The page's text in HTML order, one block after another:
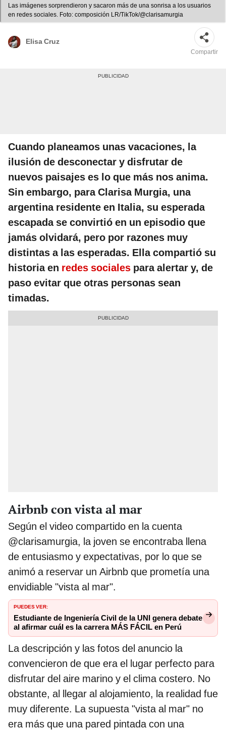
Las imágenes sorprendieron y sacaron más de una sonrisa a los usuarios
en redes sociales. Foto: composición LR/TikTok/@clarisamurgia
Elisa Cruz
Compartir
Cuando planeamos unas vacaciones, la
ilusión de desconectar y disfrutar de
nuevos paisajes es lo que más nos anima.
Sin embargo, para Clarisa Murgia, una
argentina residente en Italia, su esperada
escapada se convirtió en un episodio que
jamás olvidará, pero por razones muy
distintas a las esperadas. Ella compartió su
historia en redes sociales para alertar y, de
paso evitar que otras personas sean
timadas.
Airbnb con vista al mar
Según el video compartido en la cuenta
@clarisamurgia, la joven se encontraba llena
de entusiasmo y expectativas, por lo que se
animó a reservar un Airbnb que prometía una
envidiable "vista al mar".
PUEDES VER:
Estudiante de Ingeniería Civil de la UNI genera debate
al afirmar cuál es la carrera MÁS FÁCIL en Perú
La descripción y las fotos del anuncio la
convencieron de que era el lugar perfecto para
disfrutar del aire marino y el clima costero. No
obstante, al llegar al alojamiento, la realidad fue
muy diferente. La supuesta "vista al mar" no
era más que una pared pintada con una